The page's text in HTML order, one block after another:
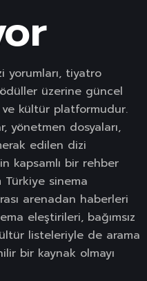
yorumları, tiyatro
üzerine güncel
kültür platformudur.
yönetmen dosyaları,
edilen dizi
kapsamlı bir rehber
Türkiye sinema
arenadan haberleri
eleştirileri, bağımsız
listeleriyle de arama
bir kaynak olmayı